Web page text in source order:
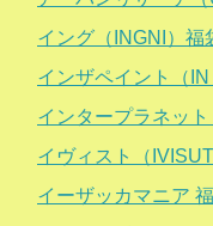
イング（INGNI）福
インザペイント（
インタープラネッ
イヴィスト（
イーザッカマニア